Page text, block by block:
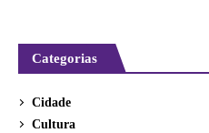
Categorias
Cidade
Cultura